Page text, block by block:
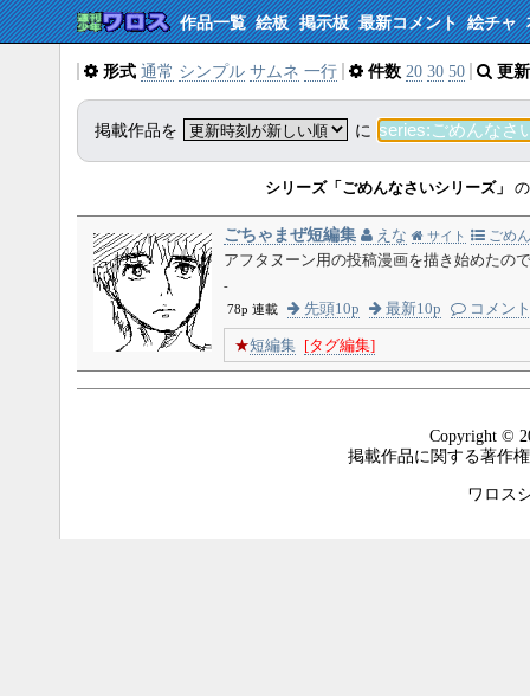
作品一覧 絵板 掲示板 最新コメント 絵チャ
形式 通常 シンプル サムネ 一行 件数 20 30 50 更
掲載作品を に
シリーズ「ごめんなさいシリーズ」
ごちゃまぜ短編集 えな サイト
ごめ
アフタヌーン用の投稿漫画を描き始めたの
-
78p 連載
先頭10p 最新10p コメント
★短編集 [タグ編集]
Copyright ©
掲載作品に関する著作
ワロス